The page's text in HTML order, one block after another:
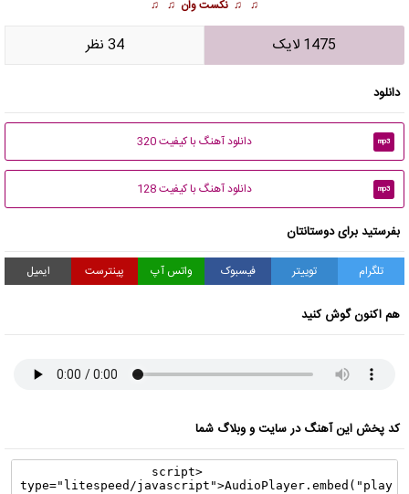
♫ ♫ نکست وان ♫ ♫
1475 لایک 34 نظر
دانلود
mp3 دانلود آهنگ با کیفیت 320
mp3 دانلود آهنگ با کیفیت 128
بفرستید برای دوستانتان
تلگرام توییتر فیسبوک واتس آپ پینترست ایمیل
هم اکنون گوش کنید
کد پخش این آهنگ در سایت و وبلاگ شما